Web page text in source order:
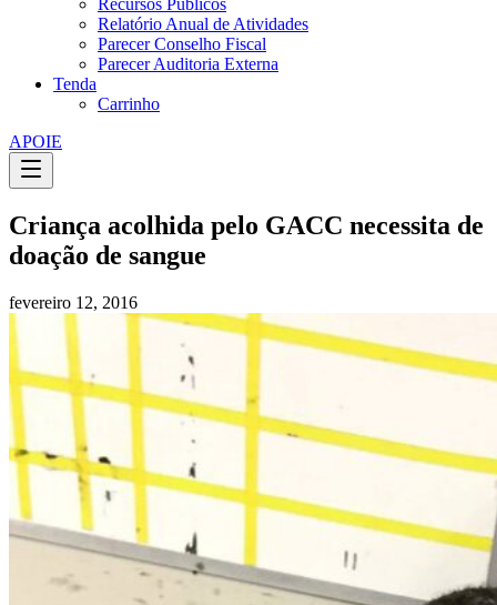
Recursos Públicos
Relatório Anual de Atividades
Parecer Conselho Fiscal
Parecer Auditoria Externa
Tenda
Carrinho
APOIE
Criança acolhida pelo GACC necessita de
doação de sangue
fevereiro 12, 2016